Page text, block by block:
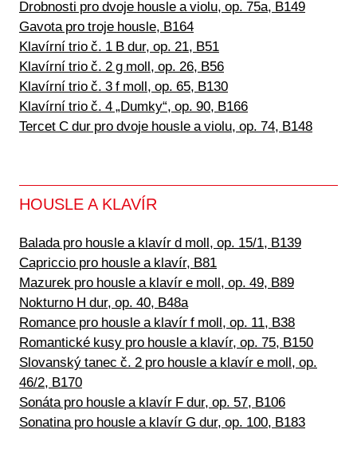
Drobnosti pro dvoje housle a violu, op. 75a, B149
Gavota pro troje housle, B164
Klavírní trio č. 1 B dur, op. 21, B51
Klavírní trio č. 2 g moll, op. 26, B56
Klavírní trio č. 3 f moll, op. 65, B130
Klavírní trio č. 4 „Dumky“, op. 90, B166
Tercet C dur pro dvoje housle a violu, op. 74, B148
HOUSLE A KLAVÍR
Balada pro housle a klavír d moll, op. 15/1, B139
Capriccio pro housle a klavír, B81
Mazurek pro housle a klavír e moll, op. 49, B89
Nokturno H dur, op. 40, B48a
Romance pro housle a klavír f moll, op. 11, B38
Romantické kusy pro housle a klavír, op. 75, B150
Slovanský tanec č. 2 pro housle a klavír e moll, op.
46/2, B170
Sonáta pro housle a klavír F dur, op. 57, B106
Sonatina pro housle a klavír G dur, op. 100, B183